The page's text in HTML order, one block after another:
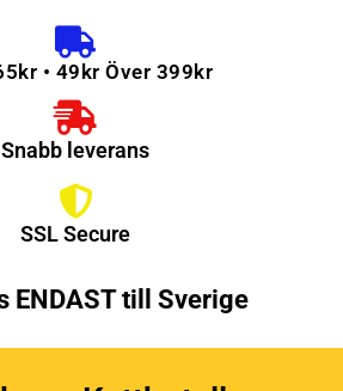
• 49kr Över 399kr
Snabb leverans
SSL Secure
ENDAST till Sverige